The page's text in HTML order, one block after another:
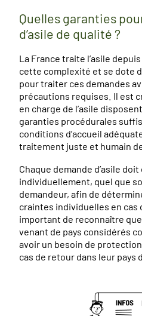
Quelles garanties
d’asile de qualité ?
La France traite l’asile
cette complexité et se dote
pour traiter ces demandes
précautions requises. Il est
en charge de l’asile
garanties procédurales
conditions d’accueil
traitement juste et humain
Chaque demande d’asile
individuellement, quel que
demandeur, afin de
craintes individuelles en cas
important de reconnaître
venant de pays considérés
avoir un besoin de
cas de retour dans leur pays